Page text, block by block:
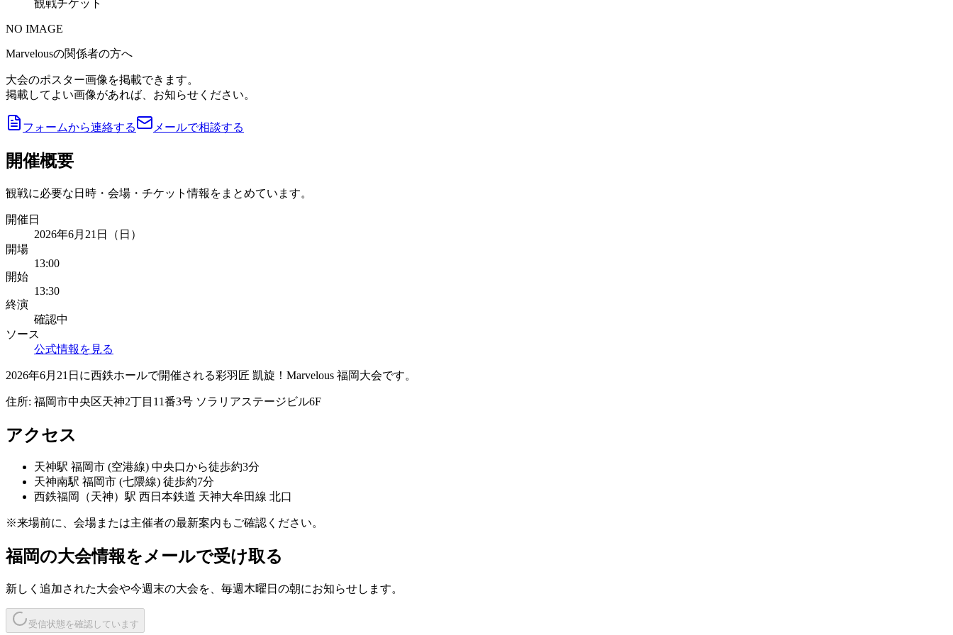
観戦チケット
NO IMAGE
Marvelousの関係者の方へ
大会のポスター画像を掲載できます。
掲載してよい画像があれば、お知らせください。
フォームから連絡する メールで相談する
開催概要
観戦に必要な日時・会場・チケット情報をまとめています。
開催日
2026年6月21日（日）
開場
13:00
開始
13:30
終演
確認中
ソース
公式情報を見る
2026年6月21日に西鉄ホールで開催される彩羽匠 凱旋！Marvelous 福岡大会です。
住所: 福岡市中央区天神2丁目11番3号 ソラリアステージビル6F
アクセス
天神駅 福岡市 (空港線) 中央口から徒歩約3分
天神南駅 福岡市 (七隈線) 徒歩約7分
西鉄福岡（天神）駅 西日本鉄道 天神大牟田線 北口
※来場前に、会場または主催者の最新案内もご確認ください。
福岡の大会情報をメールで受け取る
新しく追加された大会や今週末の大会を、 毎週木曜日の朝にお知らせします。
受信状態を確認しています